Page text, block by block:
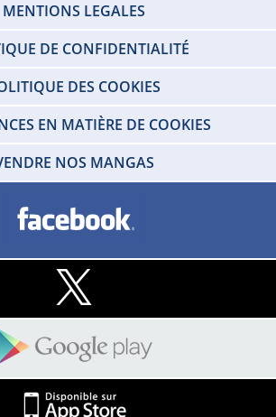
MENTIONS LEGALES
DE CONFIDENTIALITÉ
DES COOKIES
EN MATIÈRE DE COOKIES
NOS MANGAS